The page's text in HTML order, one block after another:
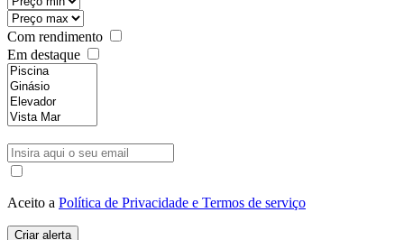
Com rendimento
Em destaque
Aceito a Política de Privacidade e Termos de serviço